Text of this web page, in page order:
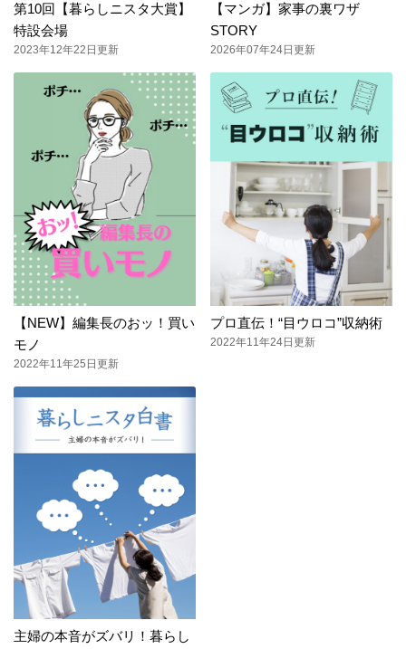
第10回【暮らしニスタ大賞】
特設会場
2023年12年22日更新
【マンガ】家事の裏ワザ
STORY
2026年07年24日更新
【NEW】編集長のおッ！買い
モノ
2022年11年25日更新
プロ直伝！“目ウロコ”収納術
2022年11年24日更新
主婦の本音がズバリ！暮らし